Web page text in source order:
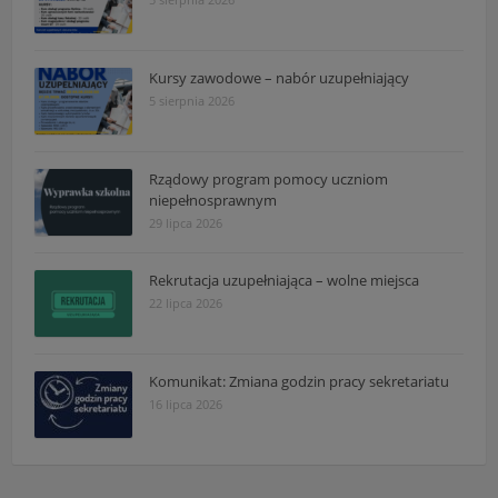
Kursy zawodowe – nabór uzupełniający
5 sierpnia 2026
Rządowy program pomocy uczniom
niepełnosprawnym
29 lipca 2026
Rekrutacja uzupełniająca – wolne miejsca
22 lipca 2026
Komunikat: Zmiana godzin pracy sekretariatu
16 lipca 2026